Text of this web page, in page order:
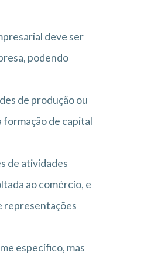
deve ser
podendo
de produção ou
formação de capital
de atividades
ao comércio, e
representações
específico, mas